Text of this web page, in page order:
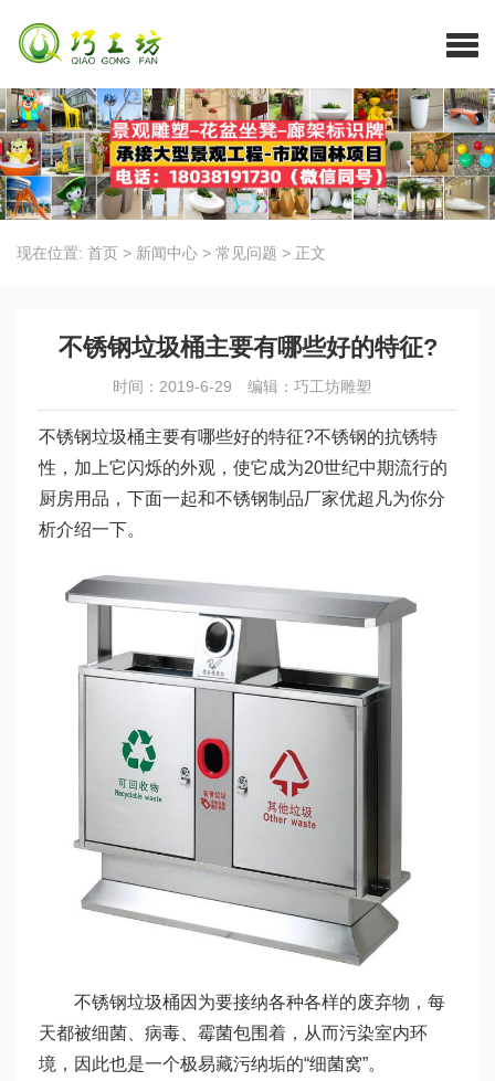
现在位置: 首页 > 新闻中心 > 常见问题 > 正文
不锈钢垃圾桶主要有哪些好的特征?
时间：2019-6-29 编辑：巧工坊雕塑
不锈钢垃圾桶主要有哪些好的特征?不锈钢的抗锈特
性，加上它闪烁的外观，使它成为20世纪中期流行的
厨房用品，下面一起和不锈钢制品厂家优超凡为你分
析介绍一下。
不锈钢垃圾桶因为要接纳各种各样的废弃物，每
天都被细菌、病毒、霉菌包围着，从而污染室内环
境，因此也是一个极易藏污纳垢的“细菌窝”。